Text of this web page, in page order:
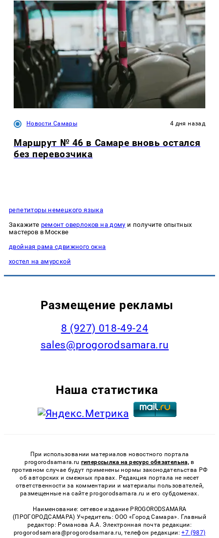
Новости Самары 4 дня назад
Маршрут № 46 в Самаре вновь остался
без перевозчика
репетиторы немецкого языка
Закажите ремонт оверлоков на дому и получите опытных
мастеров в Москве
двойная рама сдвижного окна
хостел на амурской
Размещение рекламы
8 (927) 018-49-24
sales@progorodsamara.ru
Наша статистика
При использовании материалов новостного портала
progorodsamara.ru гиперссылка на ресурс обязательна, в
противном случае будут применены нормы законодательства РФ
об авторских и смежных правах. Редакция портала не несет
ответственности за комментарии и материалы пользователей,
размещенные на сайте progorodsamara.ru и его субдоменах.
Наименование: сетевое издание PROGORODSAMARA
(ПРОГОРОДСАМАРА) Учредитель: ООО «Город Самара». Главный
редактор: Романова А.А. Электронная почта редакции:
progorodsamara@progorodsamara.ru, телефон редакции:+7 (987)